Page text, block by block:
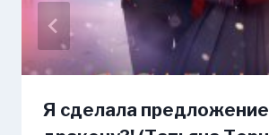
Я сделала предложение